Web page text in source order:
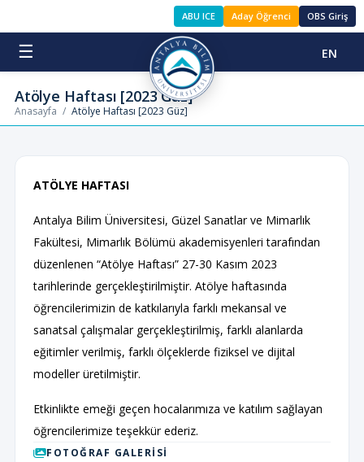
ABU ICE Aday Öğrenci OBS Giriş
☰ EN
Atölye Haftası [2023 Güz]
Anasayfa / Atölye Haftası [2023 Güz]
ATÖLYE HAFTASI
Antalya Bilim Üniversitesi, Güzel Sanatlar ve Mimarlık
Fakültesi, Mimarlık Bölümü akademisyenleri tarafından
düzenlenen “Atölye Haftası” 27-30 Kasım 2023
tarihlerinde gerçekleştirilmiştir. Atölye haftasında
öğrencilerimizin de katkılarıyla farklı mekansal ve
sanatsal çalışmalar gerçekleştirilmiş, farklı alanlarda
eğitimler verilmiş, farklı ölçeklerde fiziksel ve dijital
modeller üretilmiştir.
Etkinlikte emeği geçen hocalarımıza ve katılım sağlayan
öğrencilerimize teşekkür ederiz.
FOTOĞRAF GALERISI